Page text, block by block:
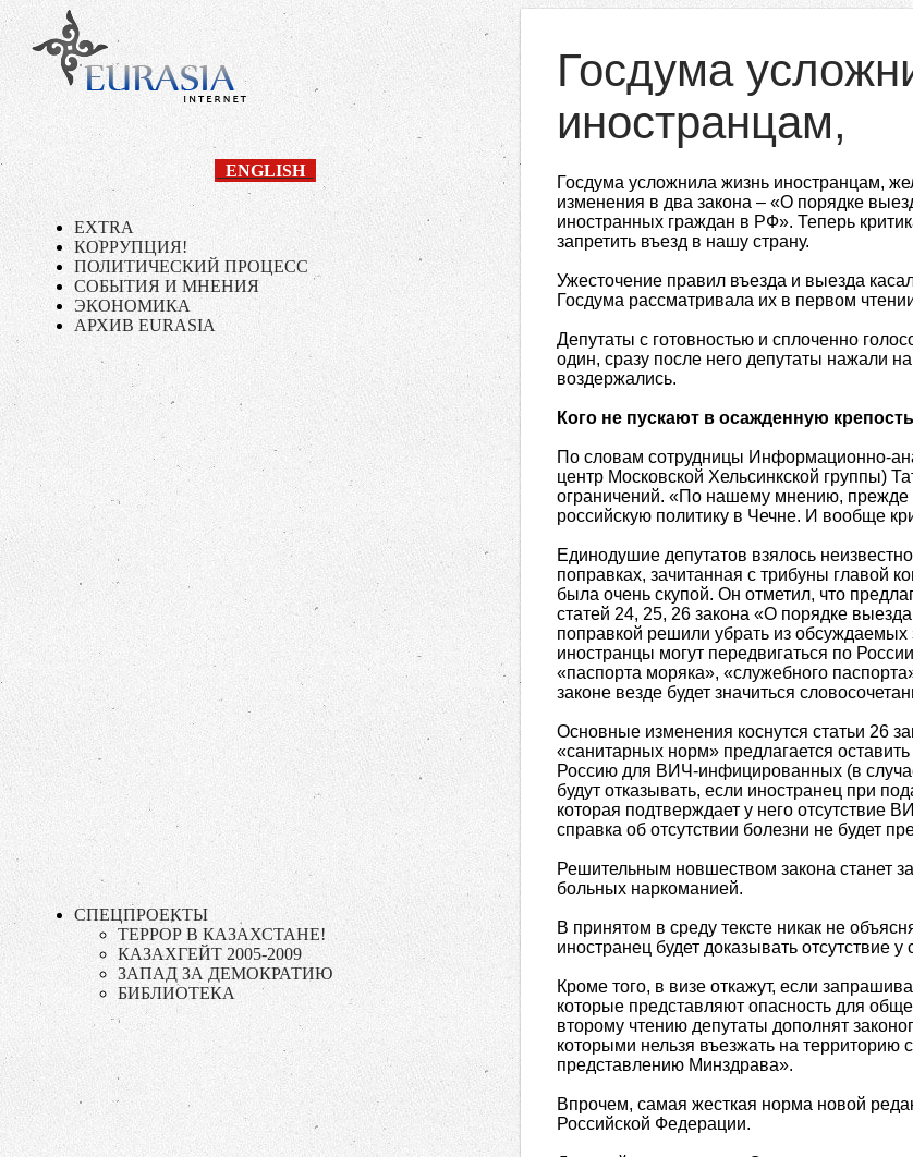
ENGLISH
EXTRA
КОРРУПЦИЯ!
ПОЛИТИЧЕСКИЙ ПРОЦЕСС
СОБЫТИЯ И МНЕНИЯ
ЭКОНОМИКА
АРХИВ EURASIA
СПЕЦПРОЕКТЫ
ТЕРРОР В КАЗАХСТАНЕ!
КАЗАХГЕЙТ 2005-2009
ЗАПАД ЗА ДЕМОКРАТИЮ
БИБЛИОТЕКА
Госдума
иностранцам,
Госдума усложнила жизнь иностранцам,
изменения в два закона – «О порядке
иностранных граждан в РФ». Теперь
запретить въезд в нашу страну.
Ужесточение правил въезда и выезда
Госдума рассматривала их в первом
Депутаты с готовностью и сплоченно
один, сразу после него депутаты нажали
воздержались.
Кого не пускают в осажденную крепость
По словам сотрудницы Информационно-
центр Московской Хельсинкской группы)
ограничений. «По нашему мнению, прежде
российскую политику в Чечне. И вообще
Единодушие депутатов взялось
поправках, зачитанная с трибуны главой
была очень скупой. Он отметил, что
статей 24, 25, 26 закона «О порядке
поправкой решили убрать из обсуждаемых
иностранцы могут передвигаться по
«паспорта моряка», «служебного
законе везде будет значиться
Основные изменения коснутся статьи 26
«санитарных норм» предлагается
Россию для ВИЧ-инфицированных (в
будут отказывать, если иностранец при
которая подтверждает у него отсутствие
справка об отсутствии болезни не будет
Решительным новшеством закона станет
больных наркоманией.
В принятом в среду тексте никак не
иностранец будет доказывать отсутствие
Кроме того, в визе откажут, если
которые представляют опасность для
второму чтению депутаты дополнят
которыми нельзя въезжать на территорию
представлению Минздрава».
Впрочем, самая жесткая норма новой
Российской Федерации.